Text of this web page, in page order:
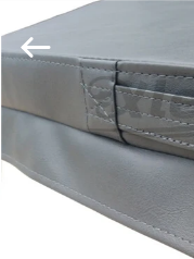
ΑΡΧΙΚΉ
ΣΕΛΊΔΑ
ΠΡΟΪΌΝΤΑ
Rights
Reserved.
Developed